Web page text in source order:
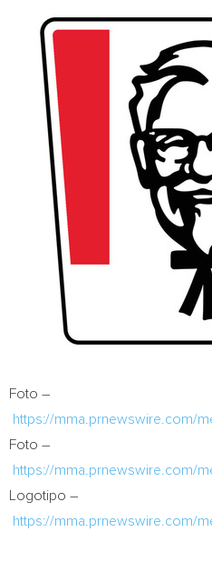
Foto –
https://mma.prnewswire.com/
Foto –
https://mma.prnewswire.com/
Logotipo –
https://mma.prnewswire.com/